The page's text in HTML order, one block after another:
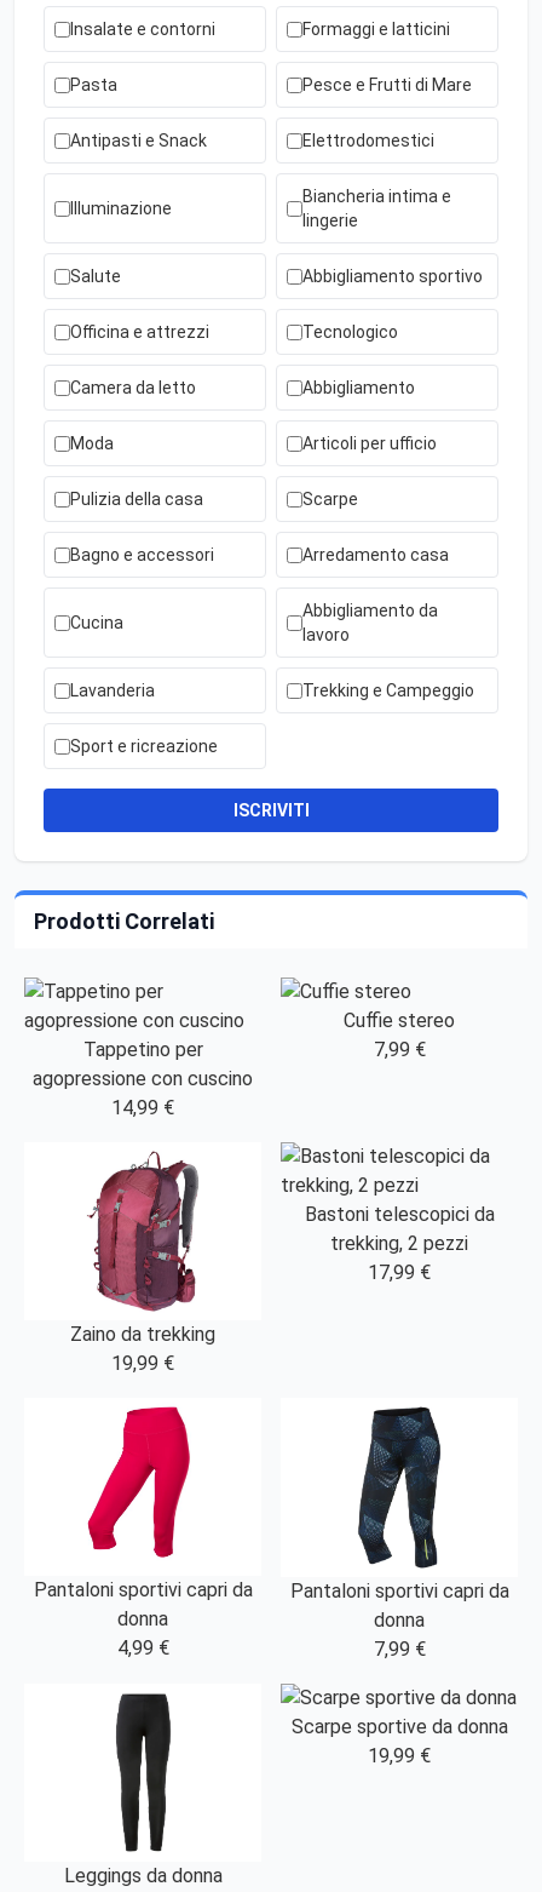
Insalate e contorni Formaggi e latticini
Pasta Pesce e Frutti di Mare
Antipasti e Snack Elettrodomestici
Illuminazione
Biancheria intima e
lingerie
Salute Abbigliamento sportivo
Officina e attrezzi Tecnologico
Camera da letto Abbigliamento
Moda Articoli per ufficio
Pulizia della casa Scarpe
Bagno e accessori Arredamento casa
Cucina
Abbigliamento da
lavoro
Lavanderia Trekking e Campeggio
Sport e ricreazione
ISCRIVITI
Prodotti Correlati
Tappetino per
agopressione con cuscino
14,99 €
Cuffie stereo
7,99 €
Zaino da trekking
19,99 €
Bastoni telescopici da
trekking, 2 pezzi
17,99 €
Pantaloni sportivi capri da
donna
4,99 €
Pantaloni sportivi capri da
donna
7,99 €
Leggings da donna
Scarpe sportive da donna
19,99 €